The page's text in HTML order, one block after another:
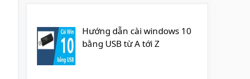
Hướng dẫn cài windows 10
bằng USB từ A tới Z